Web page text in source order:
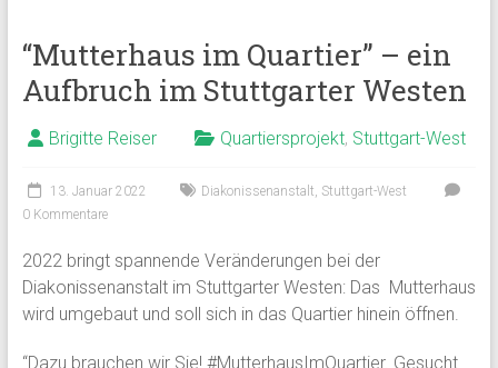
“Mutterhaus im Quartier” – ein
Aufbruch im Stuttgarter Westen
Brigitte Reiser Quartiersprojekt, Stuttgart-West
13. Januar 2022 Diakonissenanstalt, Stuttgart-West
0 Kommentare
2022 bringt spannende Veränderungen bei der
Diakonissenanstalt im Stuttgarter Westen: Das Mutterhaus
wird umgebaut und soll sich in das Quartier hinein öffnen.
“Dazu brauchen wir Sie! #MutterhausImQuartier. Gesucht